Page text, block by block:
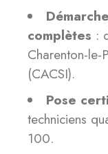
complètes :
Charenton-le-
(CACSI).
Pose
techniciens
100.